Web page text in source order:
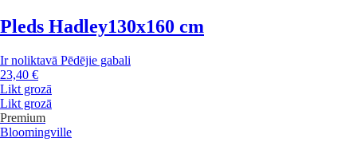
Pleds Hadley130x160 cm
Ir noliktavā Pēdējie gabali
23,40 €
Likt grozā
Likt grozā
Premium
Bloomingville